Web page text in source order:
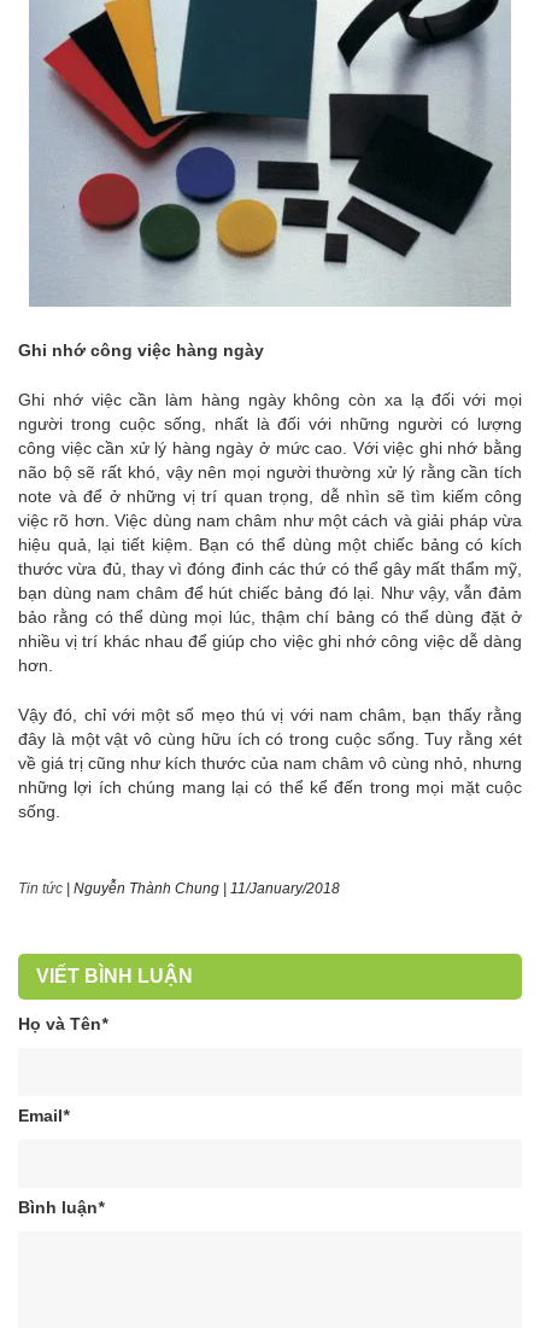
Ghi nhớ công việc hàng ngày
Ghi nhớ việc cần làm hàng ngày không còn xa lạ đối với mọi
người trong cuộc sống, nhất là đối với những người có lượng
công việc cần xử lý hàng ngày ở mức cao. Với việc ghi nhớ bằng
não bộ sẽ rất khó, vậy nên mọi người thường xử lý rằng cần tích
note và để ở những vị trí quan trọng, dễ nhìn sẽ tìm kiếm công
việc rõ hơn. Việc dùng nam châm như một cách và giải pháp vừa
hiệu quả, lại tiết kiệm. Bạn có thể dùng một chiếc bảng có kích
thước vừa đủ, thay vì đóng đinh các thứ có thể gây mất thẩm mỹ,
bạn dùng nam châm để hút chiếc bảng đó lại. Như vậy, vẫn đảm
bảo rằng có thể dùng mọi lúc, thậm chí bảng có thể dùng đặt ở
nhiều vị trí khác nhau để giúp cho việc ghi nhớ công việc dễ dàng
hơn.
Vậy đó, chỉ với một số mẹo thú vị với nam châm, bạn thấy rằng
đây là một vật vô cùng hữu ích có trong cuộc sống. Tuy rằng xét
về giá trị cũng như kích thước của nam châm vô cùng nhỏ, nhưng
những lợi ích chúng mang lại có thể kể đến trong mọi mặt cuộc
sống.
Tin tức Nguyễn Thành Chung 11/January/2018
VIẾT BÌNH LUẬN
Họ và Tên*
Email*
Bình luận*